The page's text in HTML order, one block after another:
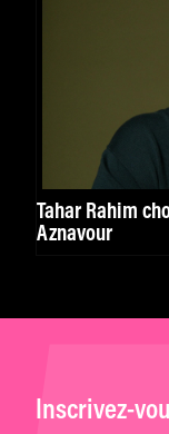
Tahar Rahim
Aznavour
Inscrivez-